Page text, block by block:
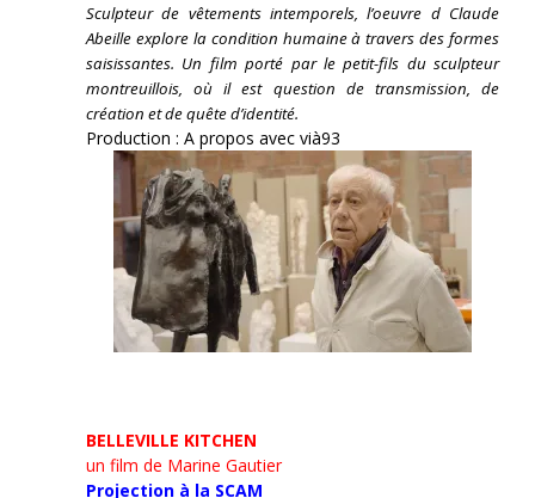
Sculpteur de vêtements intemporels, l’oeuvre d Claude
Abeille explore la condition humaine à travers des formes
saisissantes. Un film porté par le petit-fils du sculpteur
montreuillois, où il est question de transmission, de
création et de quête d’identité.
Production : A propos avec vià93
BELLEVILLE KITCHEN
un film de Marine Gautier
Projection à la SCAM